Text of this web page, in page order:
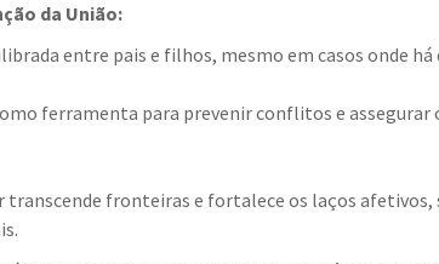
da União:
entre pais e filhos, mesmo em casos onde
ferramenta para prevenir conflitos e assegurar
fronteiras e fortalece os laços afetivos,